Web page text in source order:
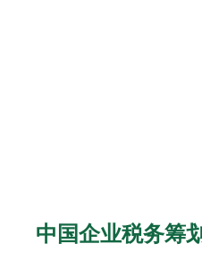
中国企业税务筹